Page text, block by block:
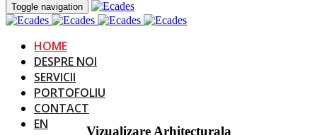
Toggle navigation
HOME
DESPRE NOI
SERVICII
PORTOFOLIU
CONTACT
EN
Vizualizare Arhitecturala